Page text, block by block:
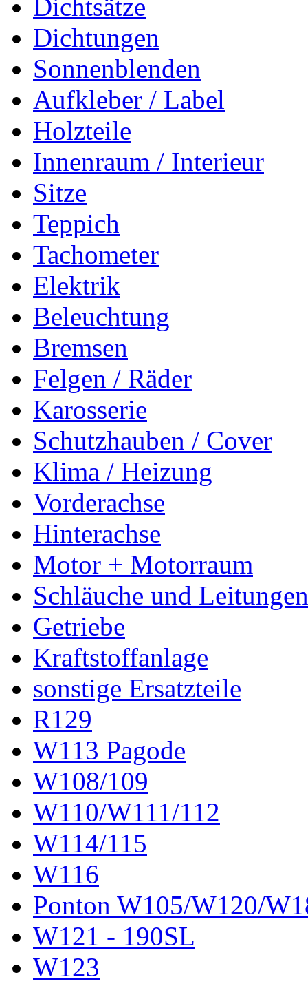
Dichtsätze
Dichtungen
Sonnenblenden
Aufkleber / Label
Holzteile
Innenraum / Interieur
Sitze
Teppich
Tachometer
Elektrik
Beleuchtung
Bremsen
Felgen / Räder
Karosserie
Schutzhauben / Cover
Klima / Heizung
Vorderachse
Hinterachse
Motor + Motorraum
Schläuche und Leitungen
Getriebe
Kraftstoffanlage
sonstige Ersatzteile
R129
W113 Pagode
W108/109
W110/W111/112
W114/115
W116
Ponton W105/W120/
W121 - 190SL
W123